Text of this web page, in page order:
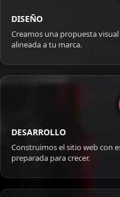
DISEÑO
Creamos una propuesta
alineada a tu marca.
DESARROLLO
Construimos el sitio web con
preparada para crecer.